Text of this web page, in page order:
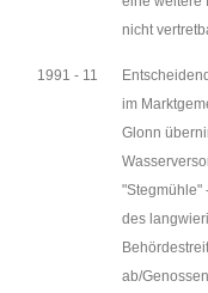
nicht
1991 - 11
im
Glonn
"Stegmühle"
des
ab/